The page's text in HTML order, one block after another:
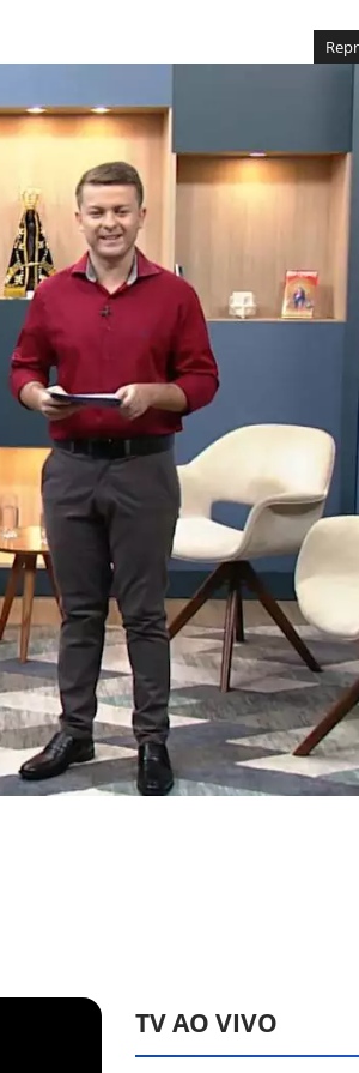
TV AO VIVO